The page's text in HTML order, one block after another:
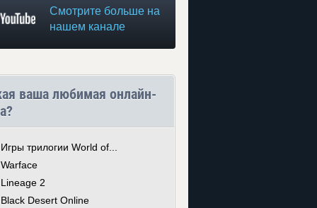
Смотрите больше на
нашем канале
ваша любимая онлайн-
Игры трилогии World of...
Warface
Lineage 2
Black Desert Online